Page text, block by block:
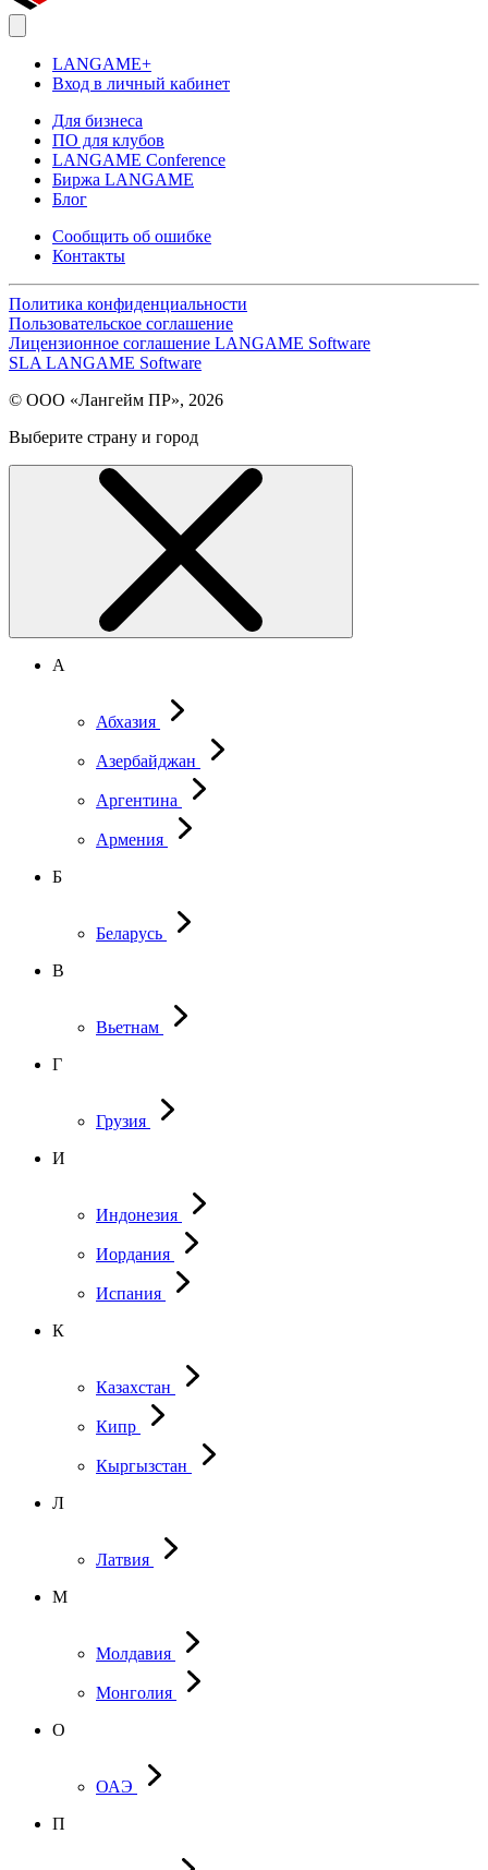
LANGAME+
Вход в личный кабинет
Для бизнеса
ПО для клубов
LANGAME Conference
Биржа LANGAME
Блог
Сообщить об ошибке
Контакты
Политика конфиденциальности
Пользовательское соглашение
Лицензионное соглашение LANGAME Software
SLA LANGAME Software
© ООО «Лангейм ПР», 2026
Выберите страну и город
А
Абхазия
Азербайджан
Аргентина
Армения
Б
Беларусь
В
Вьетнам
Г
Грузия
И
Индонезия
Иордания
Испания
К
Казахстан
Кипр
Кыргызстан
Л
Латвия
М
Молдавия
Монголия
О
ОАЭ
П